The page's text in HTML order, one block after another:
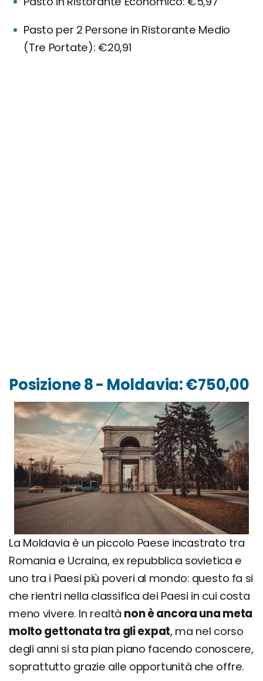
Pasto per 2 Persone in Ristorante Medio
(Tre Portate): €20,91
Posizione 8 - Moldavia: €750,00
La Moldavia è un piccolo Paese incastrato tra
Romania e Ucraina, ex repubblica sovietica e
uno tra i Paesi più poveri al mondo: questo fa si
che rientri nella classifica dei Paesi in cui costa
meno vivere. In realtà non è ancora una meta
molto gettonata tra gli expat, ma nel corso
degli anni si sta pian piano facendo conoscere,
soprattutto grazie alle opportunità che offre.